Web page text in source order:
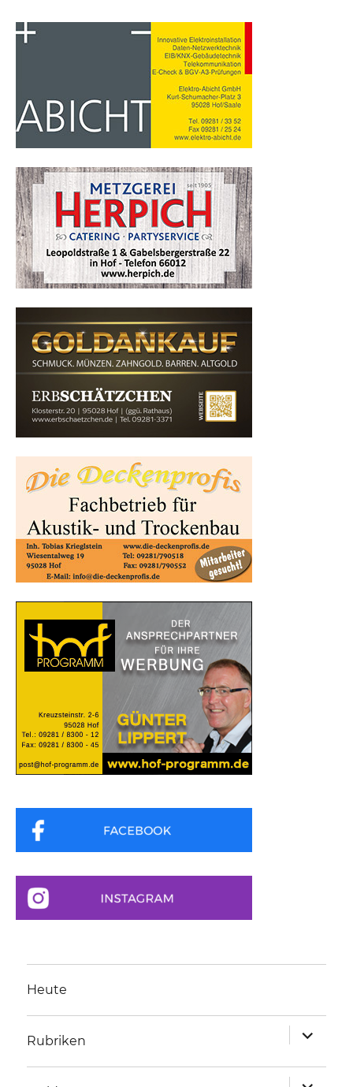
Heute
Rubriken
anzeigen